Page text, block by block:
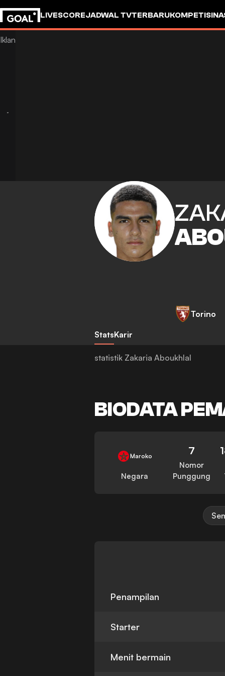
LIVESCOREJADWAL TVTERBARUKOMPETISI
Torino
StatsKarir
statistik Zakaria Aboukhlal
BIODATA
Maroko
Negara
7
Nomor
Punggung
Penampilan
Starter
Menit bermain